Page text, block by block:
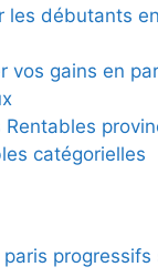
les débutants
vos gains en
Rentables
catégorielles
progressifs